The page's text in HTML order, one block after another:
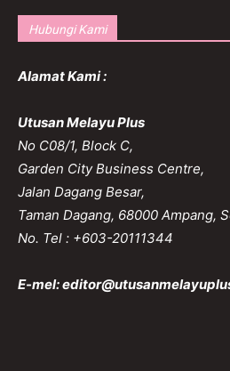
Hubungi Kami
Alamat Kami :
Utusan Melayu Plus
No C08/1, Block C,
Garden City Business Centre,
Jalan Dagang Besar,
Taman Dagang, 68000 Ampang,
No. Tel : +603-20111344
E-mel: